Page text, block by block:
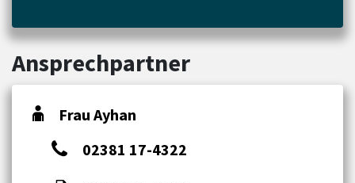
Ansprechpartner
Frau Ayhan
02381 17-4322